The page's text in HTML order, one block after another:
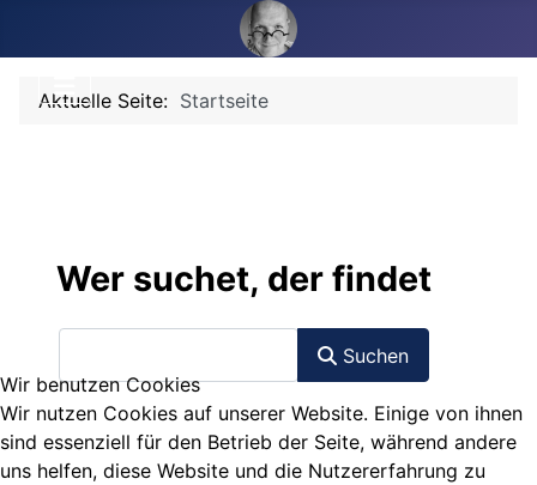
Aktuelle Seite: Startseite
Wer suchet, der findet
Suchen
Wir benutzen Cookies
Wir nutzen Cookies auf unserer Website. Einige von ihnen
sind essenziell für den Betrieb der Seite, während andere
uns helfen, diese Website und die Nutzererfahrung zu